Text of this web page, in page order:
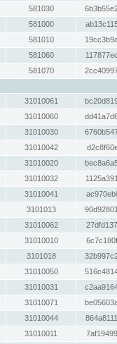
581030
581000
581010
581060
581070
31010061
31010060
31010030
31010042
31010020
31010032
31010041
3101013
31010062
31010010
3101018
31010050
31010031
31010071
31010044
31010011